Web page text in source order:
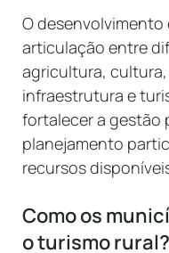
O
articulação entre
agricultura,
infraestrutura e
fortalecer a gestão
planejamento
recursos
Como os
o turismo rural?